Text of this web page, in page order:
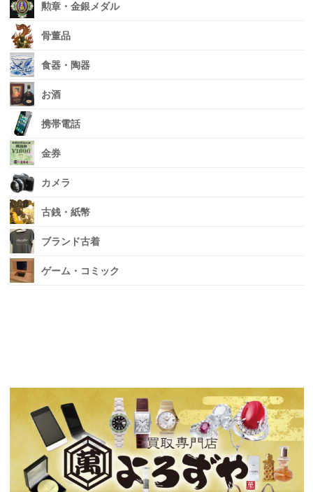
勲章・金銀メダル
骨董品
食器・陶器
お酒
携帯電話
金券
カメラ
古銭・紙幣
ブランド古着
ゲーム・コミック